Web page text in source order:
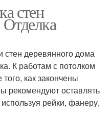
стен
Отделка
стен деревянного дома
К работам с потолком
как закончены
рекомендуют оставлять
рейки, фанеру,